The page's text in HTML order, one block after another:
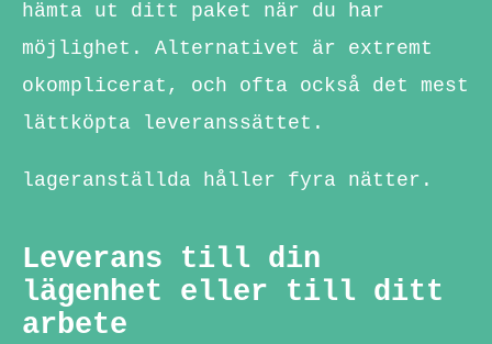
hämta ut ditt paket när du har
möjlighet. Alternativet är extremt
okomplicerat, och ofta också det mest
lättköpta leveranssättet.
lageranställda håller fyra nätter.
Leverans till din
lägenhet eller till ditt
arbete